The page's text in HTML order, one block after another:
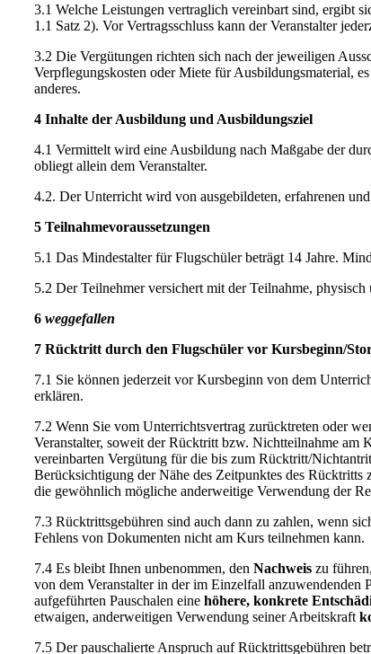
3.1 Welche Leistungen vertraglich vereinbart sind, ergibt
1.1 Satz 2). Vor Vertragsschluss kann der Veranstalter
3.2 Die Vergütungen richten sich nach der jeweiligen
Verpflegungskosten oder Miete für Ausbildungsmaterial,
anderes.
4 Inhalte der Ausbildung und Ausbildungsziel
4.1 Vermittelt wird eine Ausbildung nach Maßgabe der
obliegt allein dem Veranstalter.
4.2. Der Unterricht wird von ausgebildeten, erfahrenen
5 Teilnahmevoraussetzungen
5.1 Das Mindestalter für Flugschüler beträgt 14 Jahre.
5.2 Der Teilnehmer versichert mit der Teilnahme,
6 weggefallen
7 Rücktritt durch den Flugschüler vor Kursbeginn/
7.1 Sie können jederzeit vor Kursbeginn von dem
erklären.
7.2 Wenn Sie vom Unterrichtsvertrag zurücktreten oder
Veranstalter, soweit der Rücktritt bzw. Nichtteilnahme am
vereinbarten Vergütung für die bis zum Rücktritt/
Berücksichtigung der Nähe des Zeitpunktes des
die gewöhnlich mögliche anderweitige Verwendung der
7.3 Rücktrittsgebühren sind auch dann zu zahlen, wenn
Fehlens von Dokumenten nicht am Kurs teilnehmen kann.
7.4 Es bleibt Ihnen unbenommen, den Nachweis zu
von dem Veranstalter in der im Einzelfall anzuwendenden
aufgeführten Pauschalen eine höhere, konkrete
etwaigen, anderweitigen Verwendung seiner Arbeitskraft
7.5 Der pauschalierte Anspruch auf Rücktrittsgebühren